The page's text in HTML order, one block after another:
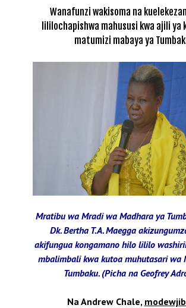
Wanafunzi wakisoma na
lililochapishwa mahususi kwa ajili ya
matumizi mabaya ya
Mratibu wa Mradi wa Madhara ya
Dk. Bertha T.A. Maegga
akifungua kongamano hilo lililo
mbalimbali kwa kutoa muhutasari wa
Tumbaku. (Picha na Geofrey
Na Andrew Chale,